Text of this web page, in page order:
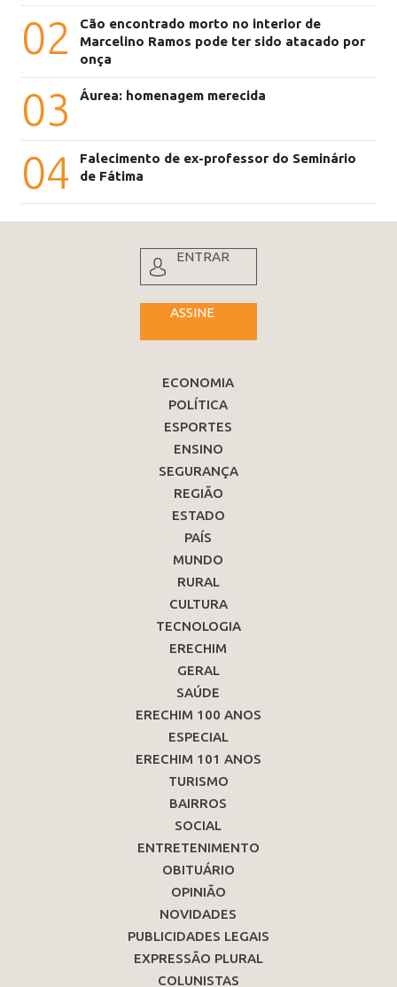
02
Cão encontrado morto no interior de
Marcelino Ramos pode ter sido atacado por
onça
03 Áurea: homenagem merecida
04
Falecimento de ex-professor do Seminário
de Fátima
ENTRAR
ASSINE
ECONOMIA
POLÍTICA
ESPORTES
ENSINO
SEGURANÇA
REGIÃO
ESTADO
PAÍS
MUNDO
RURAL
CULTURA
TECNOLOGIA
ERECHIM
GERAL
SAÚDE
ERECHIM 100 ANOS
ESPECIAL
ERECHIM 101 ANOS
TURISMO
BAIRROS
SOCIAL
ENTRETENIMENTO
OBITUÁRIO
OPINIÃO
NOVIDADES
PUBLICIDADES LEGAIS
EXPRESSÃO PLURAL
COLUNISTAS